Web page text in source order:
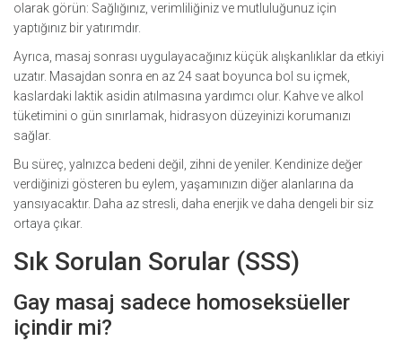
olarak görün: Sağlığınız, verimliliğiniz ve mutluluğunuz için
yaptığınız bir yatırımdır.
Ayrıca, masaj sonrası uygulayacağınız küçük alışkanlıklar da etkiyi
uzatır. Masajdan sonra en az 24 saat boyunca bol su içmek,
kaslardaki laktik asidin atılmasına yardımcı olur. Kahve ve alkol
tüketimini o gün sınırlamak, hidrasyon düzeyinizi korumanızı
sağlar.
Bu süreç, yalnızca bedeni değil, zihni de yeniler. Kendinize değer
verdiğinizi gösteren bu eylem, yaşamınızın diğer alanlarına da
yansıyacaktır. Daha az stresli, daha enerjik ve daha dengeli bir siz
ortaya çıkar.
Sık Sorulan Sorular (SSS)
Gay masaj sadece homoseksüeller
içindir mi?